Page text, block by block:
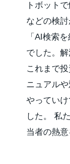
トボット
などの検
「AI検索
でした。
これまで
ニュアル
やってい
した。 私
当者の熱意